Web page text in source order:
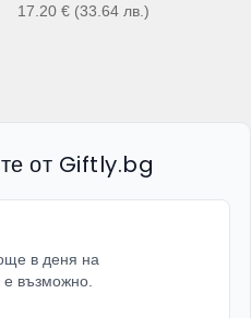
17.20 € (33.64 лв. )
от Giftly.bg
в деня на
е възможно.